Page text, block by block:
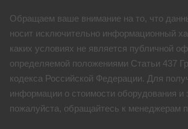
Обращаем ваше внимание на то, что
носит исключительно информационный
каких условиях не является публичной
определяемой положениями Статьи 437
кодекса Российской Федерации. Для
информации о стоимости оборудования и
пожалуйста, обращайтесь к менеджерам